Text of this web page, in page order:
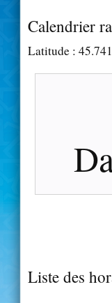
Calendrier
Latitude :
Liste des